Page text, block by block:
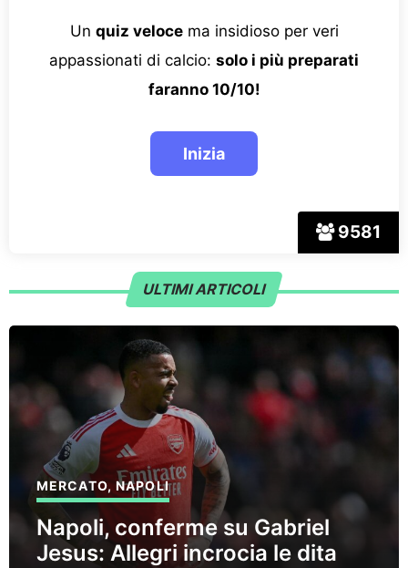
9581
Un quiz velocema insidioso per veri
appassionati di calcio: solo i più preparati
faranno 10/10!
ULTIMI ARTICOLI
MERCATO,NAPOLI
Napoli, conferme su Gabriel
Jesus: Allegri incrocia le dita